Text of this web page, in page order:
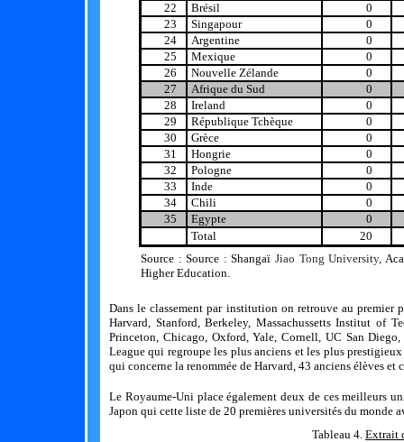
22
Brésil
0
23
Singapour
0
24
Argentine
0
25
Mexique
0
26
Nouvelle Zélande
0
27
Afrique du Sud
0
28
Ireland
0
29
République Tchèque
0
30
Grèce
0
31
Hongrie
0
32
Pologne
0
33
Inde
0
34
Chili
0
35
Egypte
0
Total
20
Source : Source :Shangaï Jiao Tong University,
Higher Education.
Dans le classement par institution on retrouve au premier
Harvard, Stanford, Berkeley, Massachussetts Institut of
Princeton, Chicago, Oxford, Yale, Cornell, UC San
League qui regroupe les plus anciens et les plus
qui concerne la renommée de Harvard, 43 anciens élèves
Le Royaume-Uni place également deux de ces meilleurs
Japon qui cette liste de 20 premières universités du monde
Tableau 4. Extrait